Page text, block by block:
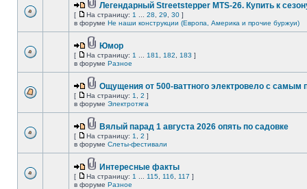
Легендарный Streetstepper MTS-26. Купить к
[ На страницу: 1 28 29 30 ]
в форуме Не наши конструкции (Европа, Америка и прочие буржуи)
Юмор
[ На страницу: 1 181 182 183 ]
в форуме Разное
Ощущения от 500-ваттного электровело с самым
[ На страницу: 1 2 ]
в форуме Электротяга
Вялый парад 1 августа 2026 опять по садовке
[ На страницу: 1 2 ]
в форуме Слеты-фестивали
Интересные факты
[ На страницу: 1 115 116 117 ]
в форуме Разное